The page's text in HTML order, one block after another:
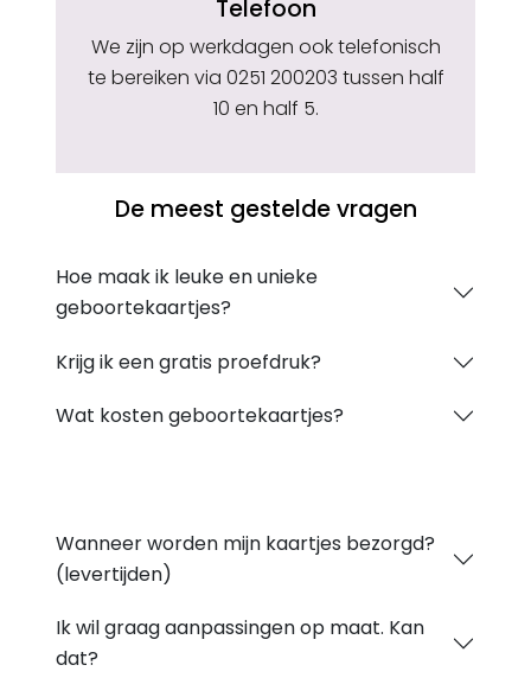
Telefoon
We zijn op werkdagen ook telefonisch
te bereiken via 0251 200203 tussen half
10 en half 5.
De meest gestelde vragen
Hoe maak ik leuke en unieke
geboortekaartjes?
Krijg ik een gratis proefdruk?
Wat kosten geboortekaartjes?
Wanneer worden mijn kaartjes bezorgd?
(levertijden)
Ik wil graag aanpassingen op maat. Kan
dat?